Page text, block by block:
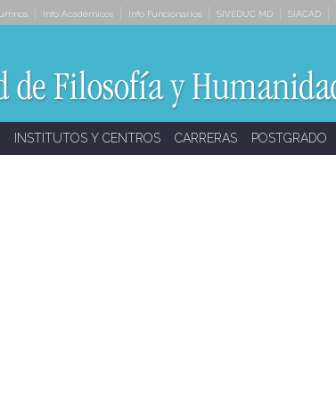
Info Académicos Info Funcionarios SIVEDUC MD SIACAD
INSTITUTOS Y CENTROS CARRERAS POSTGRADO